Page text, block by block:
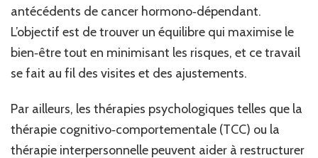
antécédents de cancer hormono‑dépendant.
L’objectif est de trouver un équilibre qui maximise le
bien‑être tout en minimisant les risques, et ce travail
se fait au fil des visites et des ajustements.
Par ailleurs, les thérapies psychologiques telles que la
thérapie cognitivo‑comportementale (TCC) ou la
thérapie interpersonnelle peuvent aider à restructurer